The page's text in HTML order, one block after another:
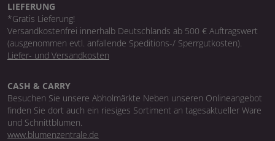
LIEFERUNG
*Gratis Lieferung!
Versandkostenfrei innerhalb Deutschlands ab 500 € Auftragswert
(ausgenommen evtl. anfallende Speditions-/ Sperrgutkosten).
Liefer- und Versandkosten
CASH & CARRY
Besuchen Sie unsere Abholmärkte Neben unseren Onlineangebot
finden Sie dort auch ein riesiges Sortiment an tagesaktueller Ware
und Schnittblumen.
www.blumenzentrale.de